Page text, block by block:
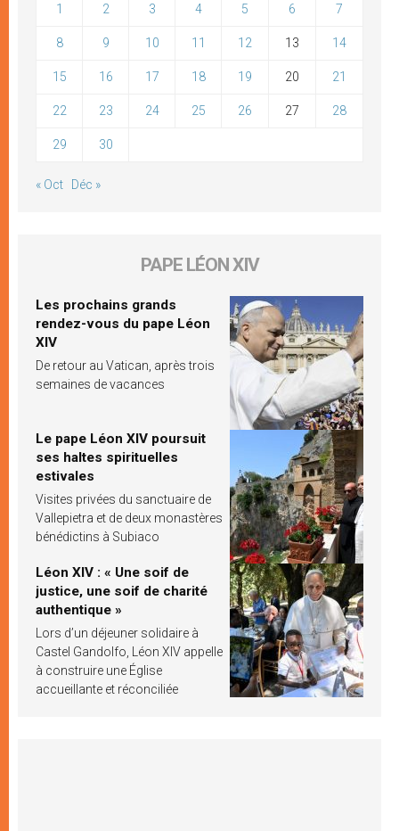
1 2 3 4 5 6 7
8 9 10 11 12 13 14
15 16 17 18 19 20 21
22 23 24 25 26 27 28
29 30
« Oct Déc »
PAPE LÉON XIV
Les prochains grands
rendez-vous du pape Léon
XIV
De retour au Vatican, après trois
semaines de vacances
Le pape Léon XIV poursuit
ses haltes spirituelles
estivales
Visites privées du sanctuaire de
Vallepietra et de deux monastères
bénédictins à Subiaco
Léon XIV : « Une soif de
justice, une soif de charité
authentique »
Lors d’un déjeuner solidaire à
Castel Gandolfo, Léon XIV appelle
à construire une Église
accueillante et réconciliée